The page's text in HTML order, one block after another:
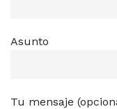
Asunto
Tu mensaje